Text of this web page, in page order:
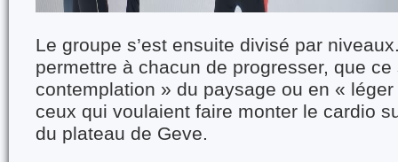
Le groupe s’est ensuite divisé par
permettre à chacun de progresser, que
contemplation » du paysage ou en «
ceux qui voulaient faire monter le cardio
du plateau de Geve.